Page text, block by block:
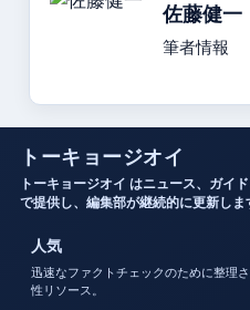
佐藤健一
筆者情報
トーキョージオイ
トーキョージオイ はニュース、ガイ
で提供し、編集部が継続的に更新しま
人気
迅速なファクトチェックのために整理
性リソース。